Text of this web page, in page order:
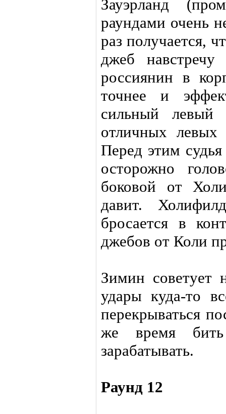
Зауэрланд
раундами очень
раз получается,
джеб
россиянин в
точнее и
сильный левый
отличных
Перед этим
осторожно
боковой от
давит.
бросается в
джебов от Коли
Зимин советует
удары куда-то
перекрываться
же время
зарабатывать.
Раунд 12